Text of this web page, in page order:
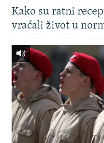
Kako su ratni
vraćali život u